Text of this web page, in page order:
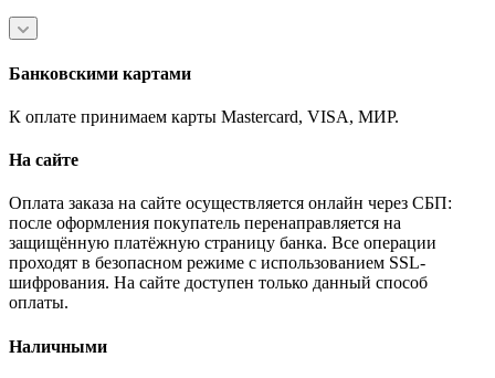
Банковскими картами
К оплате принимаем карты Mastercard, VISA, МИР.
На сайте
Оплата заказа на сайте осуществляется онлайн через СБП:
после оформления покупатель перенаправляется на
защищённую платёжную страницу банка. Все операции
проходят в безопасном режиме с использованием SSL-
шифрования. На сайте доступен только данный способ
оплаты.
Наличными